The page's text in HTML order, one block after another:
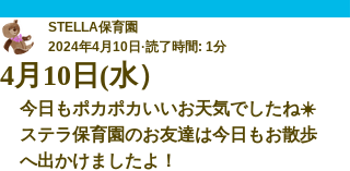
4月10日(水）
STELLA保育園
2024年4月10日 読了時間: 1分
今日もポカポカいいお天気でしたね☀️
ステラ保育園のお友達は今日もお散歩
へ出かけましたよ！